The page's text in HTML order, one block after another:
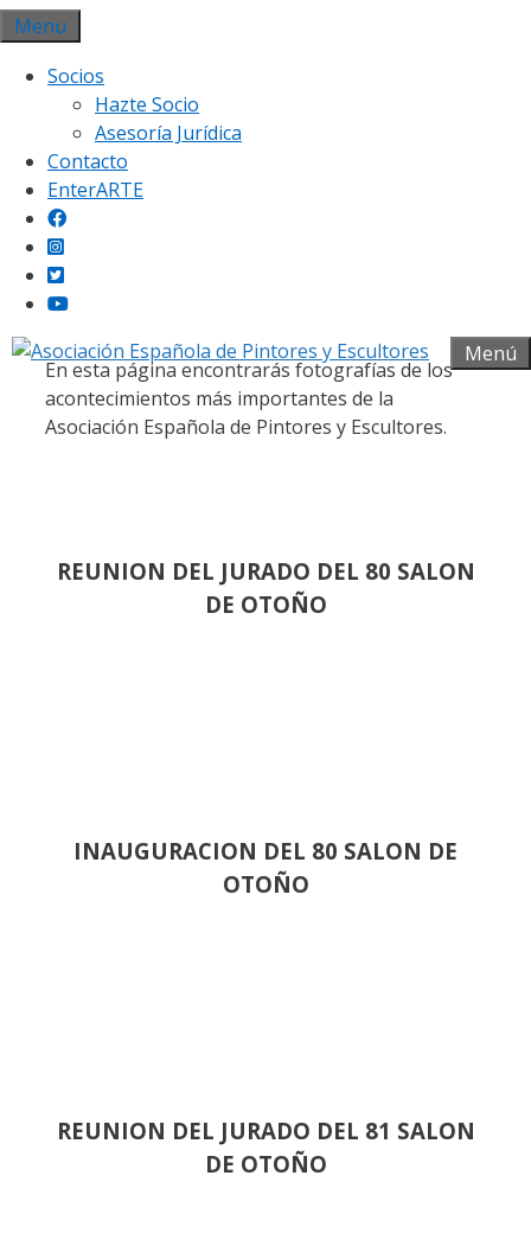
Saltar
al
contenido
Menu
Socios
Hazte Socio
Asesoría Jurídica
Contacto
EnterARTE
Menú
Galería fotográfica
En esta página encontrarás fotografías de los
acontecimientos más importantes de la
Asociación Española de Pintores y Escultores.
REUNION DEL JURADO DEL 80 SALON
DE OTOÑO
INAUGURACION DEL 80 SALON DE
OTOÑO
REUNION DEL JURADO DEL 81 SALON
DE OTOÑO